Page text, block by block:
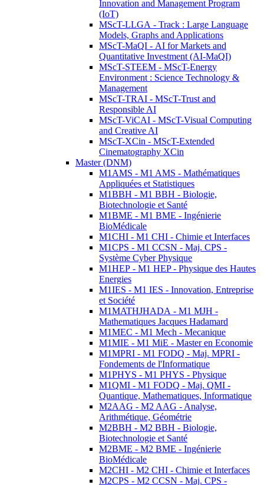
Innovation and Management Program
(IoT)
MScT-LLGA - Track : Large Language
Models, Graphs and Applications
MScT-MaQI - AI for Markets and
Quantitative Investment (AI-MaQI)
MScT-STEEM - MScT-Energy
Environment : Science Technology &
Management
MScT-TRAI - MScT-Trust and
Responsible AI
MScT-ViCAI - MScT-Visual Computing
and Creative AI
MScT-XCin - MScT-Extended
Cinematography XCin
Master (DNM)
M1AMS - M1 AMS - Mathématiques
Appliquées et Statistiques
M1BBH - M1 BBH - Biologie,
Biotechnologie et Santé
M1BME - M1 BME - Ingénierie
BioMédicale
M1CHI - M1 CHI - Chimie et Interfaces
M1CPS - M1 CCSN - Maj. CPS -
Système Cyber Physique
M1HEP - M1 HEP - Physique des Hautes
Energies
M1IES - M1 IES - Innovation, Entreprise
et Société
M1MATHJHADA - M1 MJH -
Mathematiques Jacques Hadamard
M1MEC - M1 Mech - Mecanique
M1MIE - M1 MiE - Master en Economie
M1MPRI - M1 FODQ - Maj. MPRI -
Fondements de l'Informatique
M1PHYS - M1 PHYS - Physique
M1QMI - M1 FODQ - Maj. QMI -
Quantique, Mathematiques, Informatique
M2AAG - M2 AAG - Analyse,
Arithmétique, Géométrie
M2BBH - M2 BBH - Biologie,
Biotechnologie et Santé
M2BME - M2 BME - Ingénierie
BioMédicale
M2CHI - M2 CHI - Chimie et Interfaces
M2CPS - M2 CCSN - Maj. CPS -